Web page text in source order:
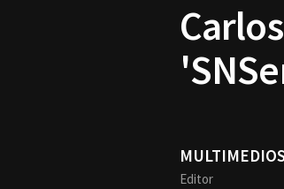
Editor